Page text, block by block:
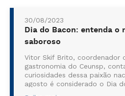
30/08/2023
Dia do Bacon: entenda o
saboroso
Vitor Skif Brito, coordenador
gastronomia do Ceunsp,
curiosidades dessa paixão
agosto é considerado o Dia